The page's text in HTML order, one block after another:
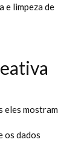
e limpeza de
eles mostram
os dados